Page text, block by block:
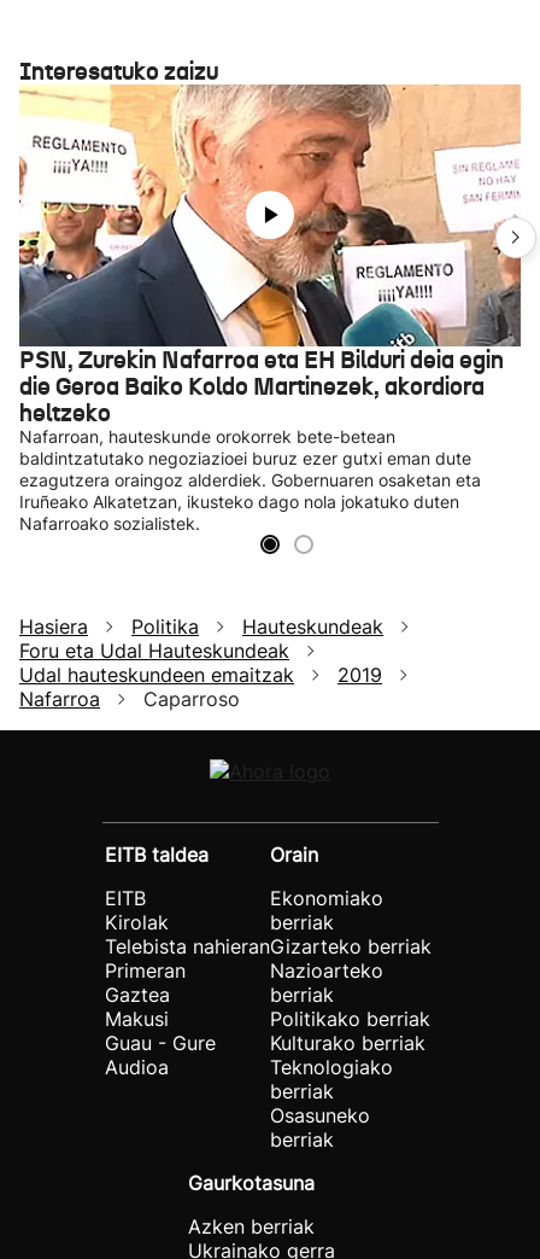
Interesatuko zaizu
PSN, Zurekin Nafarroa eta EH Bilduri deia egin
die Geroa Baiko Koldo Martinezek, akordiora
heltzeko
Nafarroan, hauteskunde orokorrek bete-betean
baldintzatutako negoziazioei buruz ezer gutxi eman dute
ezagutzera oraingoz alderdiek. Gobernuaren osaketan eta
Iruñeako Alkatetzan, ikusteko dago nola jokatuko duten
Nafarroako sozialistek.
Hasiera Politika
Hauteskundeak
Foru eta Udal Hauteskundeak
Udal hauteskundeen emaitzak
2019
Nafarroa
Caparroso
EITB taldea
EITB
Kirolak
Telebista nahieran
Primeran
Gaztea
Makusi
Guau - Gure
Audioa
Orain
Ekonomiako
berriak
Gizarteko berriak
Nazioarteko
berriak
Politikako berriak
Kulturako berriak
Teknologiako
berriak
Osasuneko
berriak
Gaurkotasuna
Azken berriak
Ukrainako gerra